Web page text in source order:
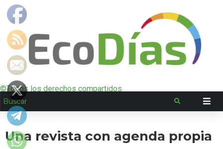
©Todos los derechos compartidos
Una revista con agenda propia